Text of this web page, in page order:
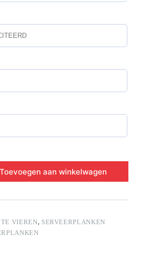
Toevoegen aan winkelwagen
VIEREN, SERVEERPLANKEN